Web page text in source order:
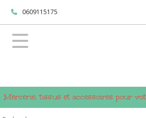
0609115175
Mercerie, tissus et accessoires pour